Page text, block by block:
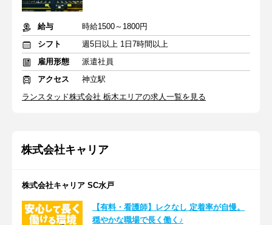
給与
時給1500～1800円
シフト
週5日以上 1日7時間以上
雇用形態
派遣社員
アクセス
神立駅
ランスタッド株式会社 栃木エリアの求人一覧を見る
株式会社キャリア
株式会社キャリア SC水戸
【有料・看護師】レクなし 定着率が自慢。
穏やかな職場で長く働く♪